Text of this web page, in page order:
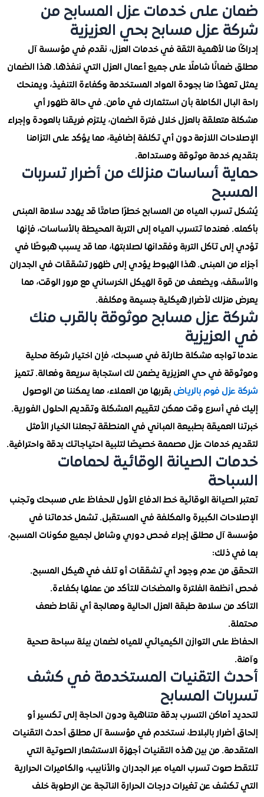
على خدمات عزل المسابح من
عزل مسابح بحي العزيزية
منا لأهمية الثقة في خدمات العزل، نقدم في مؤسسة آل
شاملًا على جميع أعمال العزل التي ننفذها. هذا الضمان
منا بجودة المواد المستخدمة وكفاءة التنفيذ، ويمنحك
الكاملة بأن استثمارك في مأمن. في حالة ظهور أي
بالعزل خلال فترة الضمان، يلتزم فريقنا بالعودة وإجراء
اللازمة دون أي تكلفة إضافية، مما يؤكد على التزامنا
خدمة موثوقة ومستدامة.
أساسات منزلك من أضرار تسربات
المياه من المسابح خطرًا صامتًا قد يهدد سلامة المبنى
فعندما تتسرب المياه إلى التربة المحيطة بالأساسات، فإنها
تآكل التربة وفقدانها لصلابتها، مما قد يسبب هبوطًا في
المبنى. هذا الهبوط يؤدي إلى ظهور تشققات في الجدران
ويضعف من قوة الهيكل الخرساني مع مرور الوقت، مما
لأضرار هيكلية جسيمة ومكلفة.
عزل مسابح موثوقة بالقرب منك
مشكلة طارئة في مسبحك، فإن اختيار شركة محلية
في حي العزيزية يضمن لك استجابة سريعة وفعالة. تتميز
فوم بالرياض بقربها من العملاء، مما يمكننا من الوصول
أسرع وقت ممكن لتقييم المشكلة وتقديم الحلول الفورية.
العميقة بطبيعة المباني في المنطقة تجعلنا الخيار الأمثل
خدمات عزل مصممة خصيصًا لتلبية احتياجاتك بدقة واحترافية.
الصيانة الوقائية لحمامات
الوقائية خط الدفاع الأول للحفاظ على مسبحك وتجنب
الكبيرة والمكلفة في المستقبل. تشمل خدماتنا في
آل مطلق إجراء فحص دوري وشامل لجميع مكونات المسبح،
ذلك:
من عدم وجود أي تشققات أو تلف في هيكل المسبح.
الفلترة والمضخات للتأكد من عملها بكفاءة.
من سلامة طبقة العزل الحالية ومعالجة أي نقاط ضعف
على التوازن الكيميائي للمياه لضمان بيئة سباحة صحية
التقنيات المستخدمة في كشف
المسابح
أماكن التسرب بدقة متناهية ودون الحاجة إلى تكسير أو
بالبلاط، نستخدم في مؤسسة آل مطلق أحدث التقنيات
من بين هذه التقنيات أجهزة الاستشعار الصوتية التي
تسرب المياه عبر الجدران والأنابيب، والكاميرات الحرارية
عن تغيرات درجات الحرارة الناتجة عن الرطوبة خلف